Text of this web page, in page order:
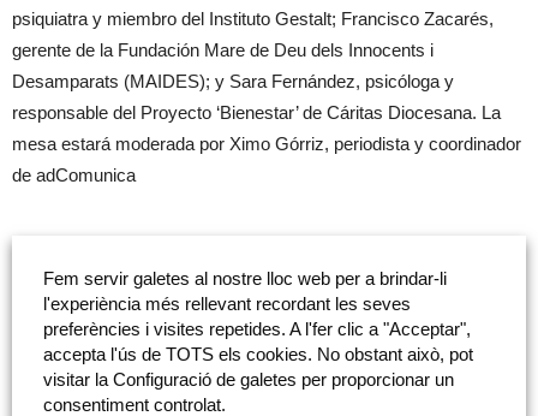
psiquiatra y miembro del Instituto Gestalt; Francisco Zacarés,
gerente de la Fundación Mare de Deu dels Innocents i
Desamparats (MAIDES); y Sara Fernández, psicóloga y
responsable del Proyecto ‘Bienestar’ de Cáritas Diocesana. La
mesa estará moderada por Ximo Górriz, periodista y coordinador
de adComunica
tweet
Fem servir galetes al nostre lloc web per a brindar-li
l'experiència més rellevant recordant les seves
preferències i visites repetides. A l'fer clic a "Acceptar",
accepta l'ús de TOTS els cookies. No obstant això, pot
visitar la Configuració de galetes per proporcionar un
consentiment controlat.